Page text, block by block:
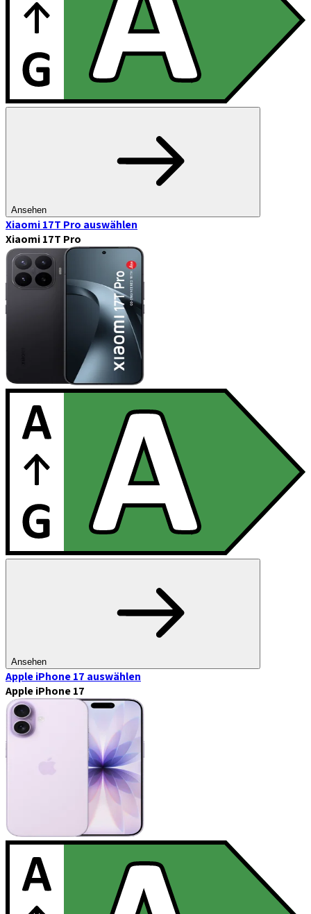
Ansehen
Xiaomi 17T Pro auswählen
Xiaomi 17T Pro
Ansehen
Apple iPhone 17 auswählen
Apple iPhone 17